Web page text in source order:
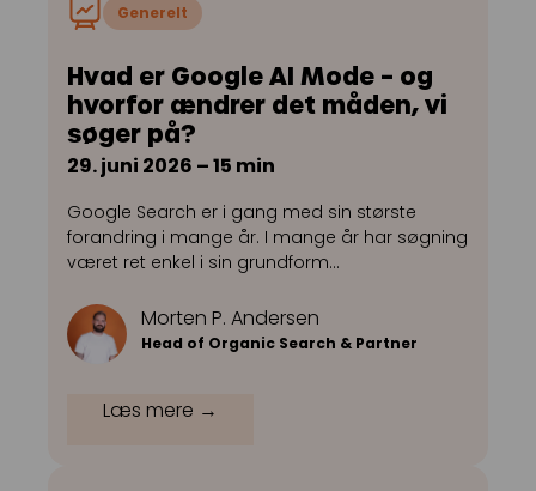
Generelt
Hvad er Google AI Mode – og
hvorfor ændrer det måden, vi
søger på?
29. juni 2026 – 15 min
Google Search er i gang med sin største
forandring i mange år. I mange år har søgning
været ret enkel i sin grundform…
Morten P. Andersen
Head of Organic Search & Partner
Læs mere →